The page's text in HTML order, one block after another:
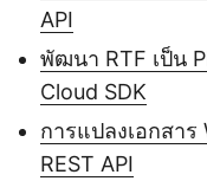
API
พัฒนา RTF เป็น
Cloud SDK
การแปลงเอกสาร
REST API